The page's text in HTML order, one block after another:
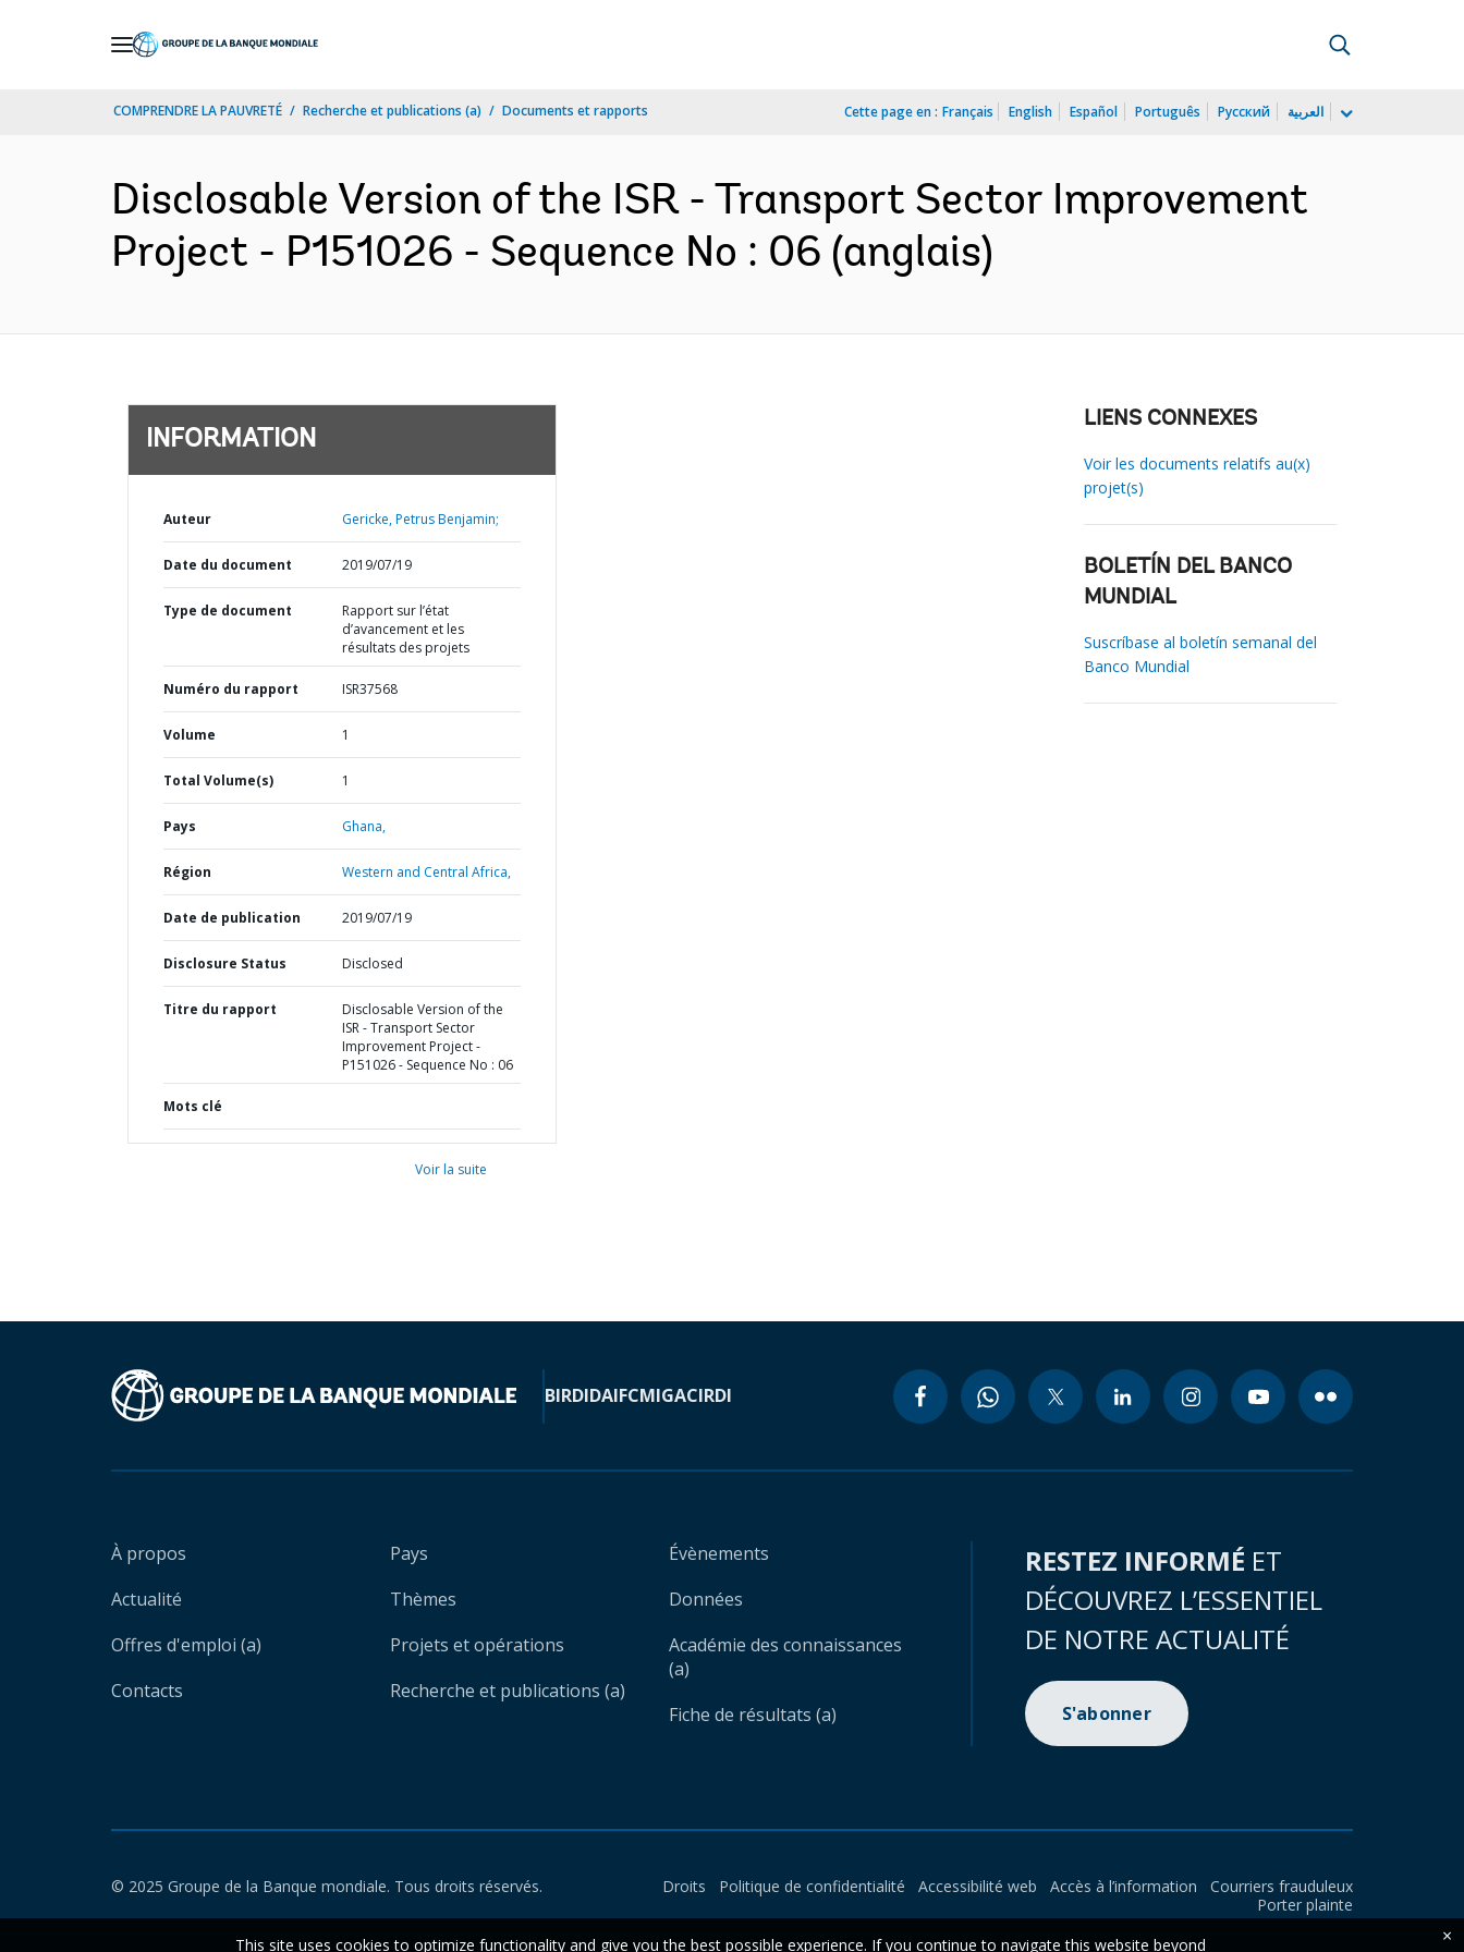
COMPRENDRE LA PAUVRETÉ Recherche et publications (a) Documents et rapports Cette page en : Français English Español Português Русский العربية
Disclosable Version of the ISR - Transport Sector Improvement
Project - P151026 - Sequence No : 06 (anglais)
INFORMATION
Auteur Gericke, Petrus Benjamin;
Date du document 2019/07/19
Type de document
Rapport sur l’état
d’avancement et les
résultats des projets
Numéro du rapport ISR37568
Volume 1
Total Volume(s) 1
Pays Ghana,
Région Western and Central Africa,
Date de publication 2019/07/19
Disclosure Status Disclosed
Titre du rapport
Disclosable Version of the
ISR - Transport Sector
Improvement Project -
P151026 - Sequence No : 06
Mots clé
Voir la suite
LIENS CONNEXES
Voir les documents relatifs au(x)
projet(s)
BOLETÍN DEL BANCO
MUNDIAL
Suscríbase al boletín semanal del
Banco Mundial
BIRDIDAIFCMIGACIRDI
À propos
Actualité
Offres d'emploi (a)
Contacts
Pays
Thèmes
Projets et opérations
Recherche et publications (a)
Évènements
Données
Académie des connaissances
(a)
Fiche de résultats (a)
RESTEZ INFORMÉ ET
DÉCOUVREZ L’ESSENTIEL
DE NOTRE ACTUALITÉ
S'abonner
© 2025 Groupe de la Banque mondiale. Tous droits réservés. Droits Politique de confidentialité Accessibilité web Accès à l’information
Courriers frauduleux
Porter plainte
This site uses cookies to optimize functionality and give you the best possible experience. If you continue to navigate this website beyond
×